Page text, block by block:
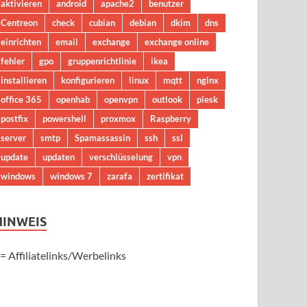
aktivieren android apache2
benutzer
Centreon
check cubian debian dkim
dns
einrichten
email exchange
exchange online
fehler
gpo gruppenrichtlinie
ikea
installieren
konfigurieren linux mqtt
nginx
office 365
openhab openvpn outlook
plesk
postfix
powershell proxmox
Raspberry
server
smtp Spamassassin ssh
ssl
update
updaten verschlüsselung
vpn
windows
windows 7 zarafa zertifikat
Affiliatelinks/Werbelinks